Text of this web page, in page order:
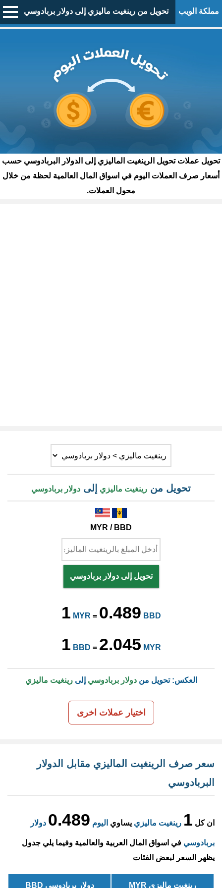
مملكة الويب تحويل من رينغيت ماليزي إلى دولار بربادوسي
تحويل عملات تحويل الرينغيت الماليزي إلى الدولار البربادوسي حسب
أسعار صرف العملات اليوم في اسواق المال العالمية لحظة من خلال
محول العملات.
تحويل من رينغيت ماليزي إلى دولار بربادوسي
MYR / BBD
تحويل إلى دولار بربادوسي
1 MYR = 0.489 BBD
1 BBD = 2.045 MYR
العكس: تحويل مندولار بربادوسي إلىرينغيت ماليزي
اختيار عملات اخرى
سعر صرف الرينغيت الماليزي مقابل الدولار
البربادوسي
ان كل 1 رينغيت ماليزي يساوي اليوم 0.489 دولار
بربادوسي في اسواق المال العربية والعالمية وفيما يلي جدول
يظهر السعر لبعض الفئات
رينغيت ماليزي MYR دولار بربادوسي BBD